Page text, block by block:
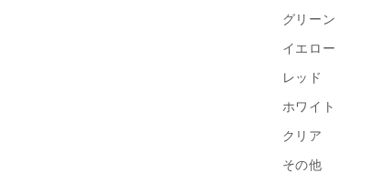
グリーン
イエロー
レッド
ホワイト
クリア
その他